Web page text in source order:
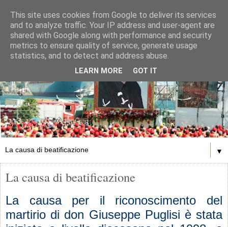
▼
La causa di beatificazione
La causa per il riconoscimento del
martirio di don Giuseppe Puglisi è stata
This site uses cookies from Google to deliver its services
and to analyze traffic. Your IP address and user-agent are
shared with Google along with performance and security
metrics to ensure quality of service, generate usage
statistics, and to detect and address abuse.
LEARN MORE GOT IT